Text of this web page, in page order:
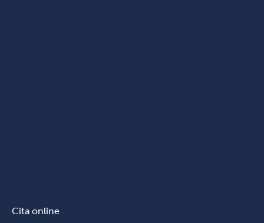
Cita online